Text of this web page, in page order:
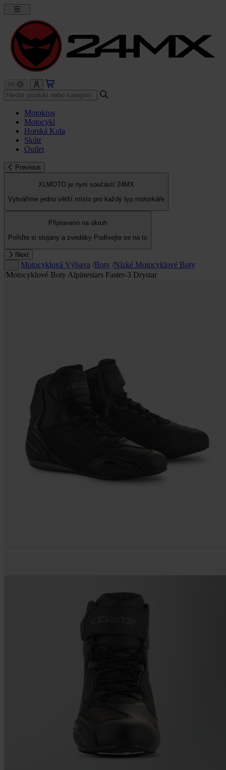
Motokros
Motocykl
Horská Kola
Skútr
Outlet
Previous
XLMOTO je nyní součástí 24MX
Vytváříme jedno větší místo pro každý typ motorkáře
Připraveno na okruh
Pořiďte si stojany a zvedáky Podívejte se na to
Next
Motocyklová Výbava /Boty /Nízké Motocyklové Boty
/Motocyklové Boty Alpinestars Faster-3 Drystar